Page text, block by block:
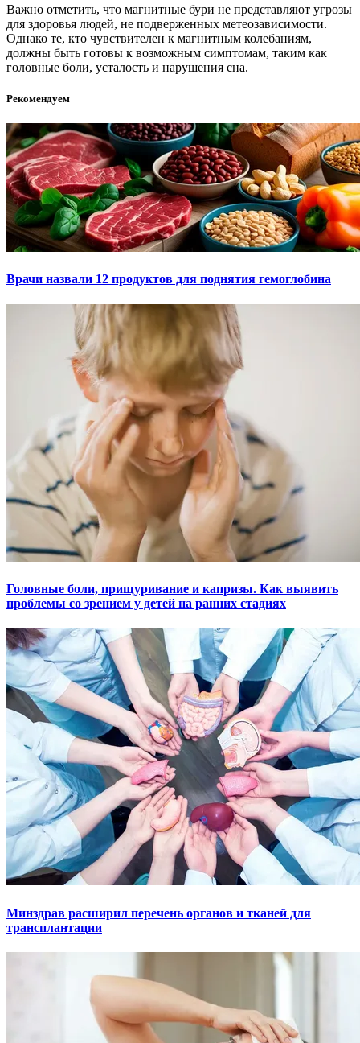
Важно отметить, что магнитные бури не представляют угрозы
для здоровья людей, не подверженных метеозависимости.
Однако те, кто чувствителен к магнитным колебаниям,
должны быть готовы к возможным симптомам, таким как
головные боли, усталость и нарушения сна.
Рекомендуем
Врачи назвали 12 продуктов для поднятия гемоглобина
Головные боли, прищуривание и капризы. Как выявить
проблемы со зрением у детей на ранних стадиях
Минздрав расширил перечень органов и тканей для
трансплантации